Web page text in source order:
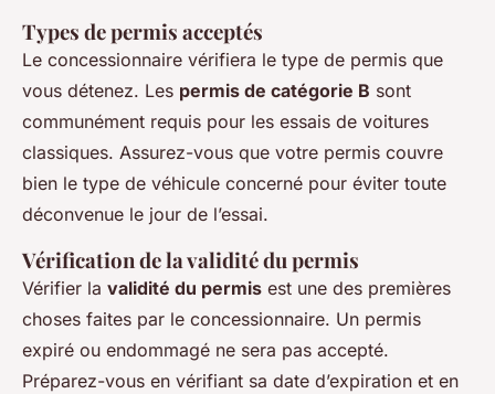
Types de permis acceptés
Le concessionnaire vérifiera le type de permis que
vous détenez. Les permis de catégorie B sont
communément requis pour les essais de voitures
classiques. Assurez-vous que votre permis couvre
bien le type de véhicule concerné pour éviter toute
déconvenue le jour de l’essai.
Vérification de la validité du permis
Vérifier la validité du permis est une des premières
choses faites par le concessionnaire. Un permis
expiré ou endommagé ne sera pas accepté.
Préparez-vous en vérifiant sa date d’expiration et en